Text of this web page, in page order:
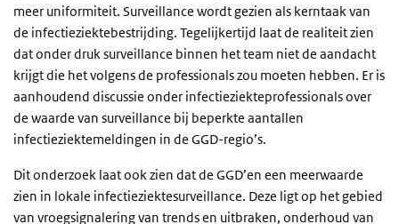
meer uniformiteit. Surveillance wordt gezien als kerntaak van
de infectieziektebestrijding. Tegelijkertijd laat de realiteit zien
dat onder druk surveillance binnen het team niet de aandacht
krijgt die het volgens de professionals zou moeten hebben. Er is
aanhoudend discussie onder infectieziekteprofessionals over
de waarde van surveillance bij beperkte aantallen
infectieziektemeldingen in de GGD-regio’s.
Dit onderzoek laat ook zien dat de GGD’en een meerwaarde
zien in lokale infectieziektesurveillance. Deze ligt op het gebied
van vroegsignalering van trends en uitbraken, onderhoud van